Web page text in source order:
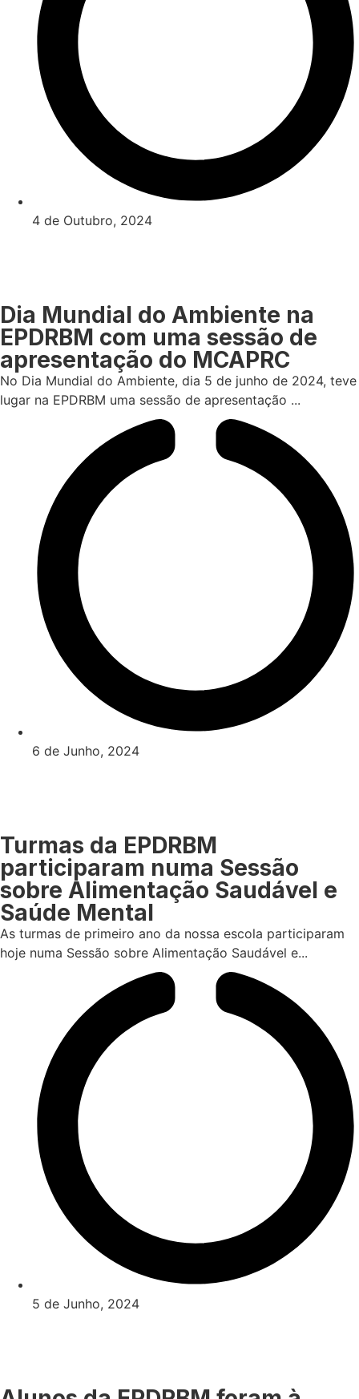
4 de Outubro, 2024
Dia Mundial do Ambiente na
EPDRBM com uma sessão de
apresentação do MCAPRC
No Dia Mundial do Ambiente, dia 5 de junho de 2024, teve
lugar na EPDRBM uma sessão de apresentação ...
6 de Junho, 2024
Turmas da EPDRBM
participaram numa Sessão
sobre Alimentação Saudável e
Saúde Mental
As turmas de primeiro ano da nossa escola participaram
hoje numa Sessão sobre Alimentação Saudável e...
5 de Junho, 2024